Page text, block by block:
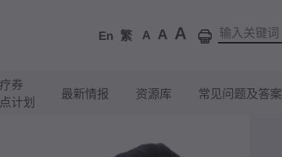
En 繁 A A A
券
计划
最新情报 资源库 常见问题及答案